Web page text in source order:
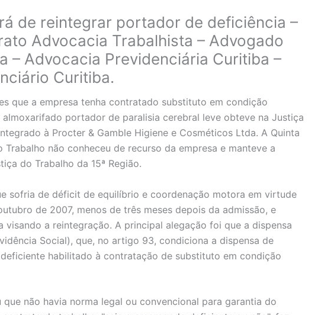
de reintegrar portador de deficiência –
Advocacia Trabalhista – Advogado
– Advocacia Previdenciária Curitiba –
Curitiba.
que a empresa tenha contratado substituto em condição
almoxarifado portador de paralisia cerebral leve obteve na Justiça
à Procter & Gamble Higiene e Cosméticos Ltda. A Quinta
Trabalho não conheceu de recurso da empresa e manteve a
do Trabalho da 15ª Região.
sofria de déficit de equilíbrio e coordenação motora em virtude
de 2007, menos de três meses depois da admissão, e
visando a reintegração. A principal alegação foi que a dispensa
Social), que, no artigo 93, condiciona a dispensa de
habilitado à contratação de substituto em condição
não havia norma legal ou convencional para garantia do